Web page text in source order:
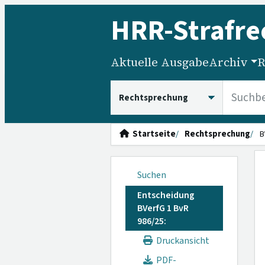
HRR-
Aktuelle AusgabeArchiv
Startseite Rechtsprechung
Suchen
Entscheidung
BVerfG 1 BvR
986/25:
Druckansicht
PDF-